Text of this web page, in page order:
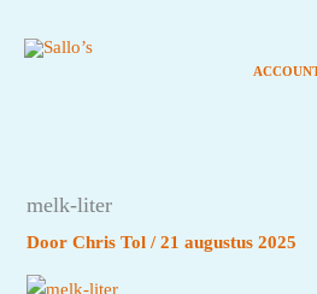
naar
melk-liter
DoorChris Tol/21 augustus 2025